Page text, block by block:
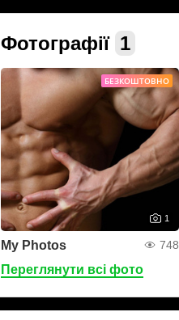
Фотографії 1
БЕЗКОШТОВНО
1
My Photos 748
Переглянути всі фото